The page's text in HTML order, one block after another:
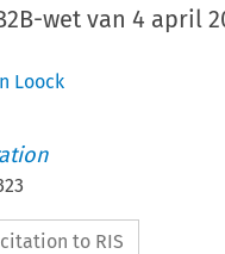
wet van 4 april
Loock
to RIS